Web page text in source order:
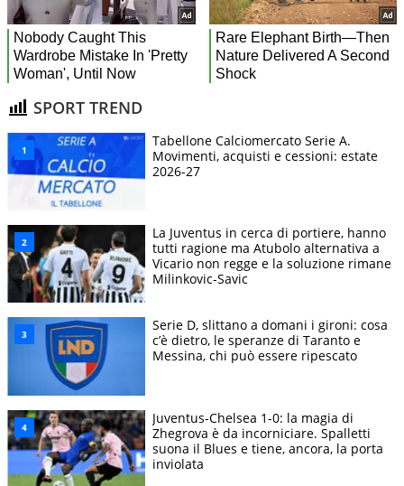
SPORT TREND
Tabellone Calciomercato Serie A.
Movimenti, acquisti e cessioni: estate
2026-27
La Juventus in cerca di portiere, hanno
tutti ragione ma Atubolo alternativa a
Vicario non regge e la soluzione rimane
Milinkovic-Savic
Serie D, slittano a domani i gironi: cosa
c’è dietro, le speranze di Taranto e
Messina, chi può essere ripescato
Juventus-Chelsea 1-0: la magia di
Zhegrova è da incorniciare. Spalletti
suona il Blues e tiene, ancora, la porta
inviolata